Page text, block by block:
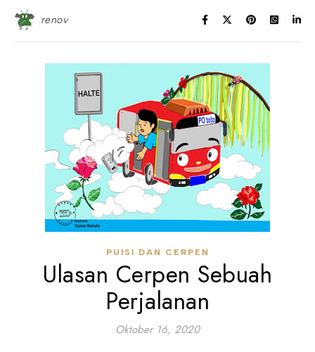
renov
PUISI DAN CERPEN
Ulasan Cerpen Sebuah
Perjalanan
Oktober 16, 2020